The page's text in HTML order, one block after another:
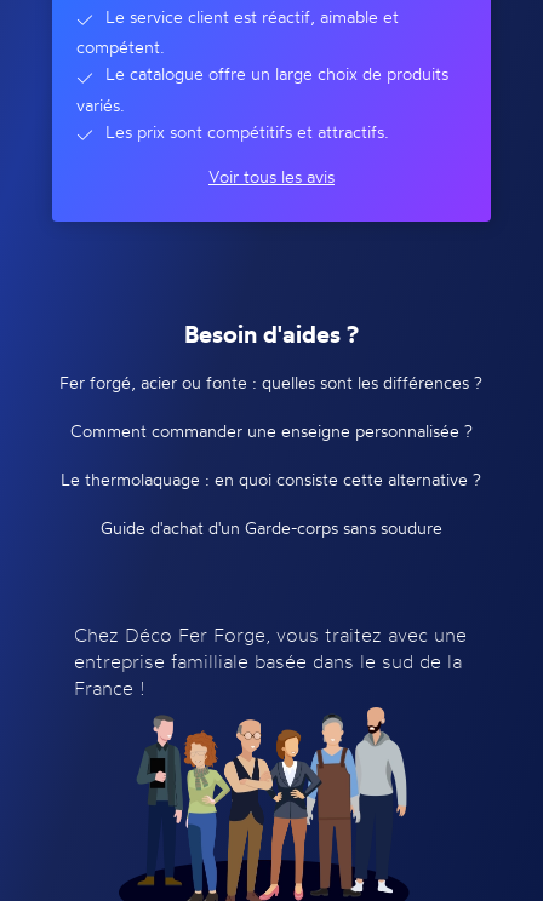
Le service client est réactif, aimable et
compétent.
Le catalogue offre un large choix de produits
variés.
Les prix sont compétitifs et attractifs.
Voir tous les avis
Besoin d'aides ?
Fer forgé, acier ou fonte : quelles sont les différences ?
Comment commander une enseigne personnalisée ?
Le thermolaquage : en quoi consiste cette alternative ?
Guide d'achat d'un Garde-corps sans soudure
Chez Déco Fer Forge, vous traitez avec une
entreprise familliale basée dans le sud de la
France !